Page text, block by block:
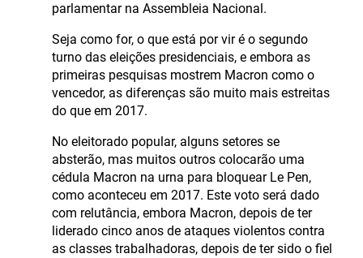
parlamentar na Assembleia Nacional.
Seja como for, o que está por vir é o segundo
turno das eleições presidenciais, e embora as
primeiras pesquisas mostrem Macron como o
vencedor, as diferenças são muito mais estreitas
do que em 2017.
No eleitorado popular, alguns setores se
absterão, mas muitos outros colocarão uma
cédula Macron na urna para bloquear Le Pen,
como aconteceu em 2017. Este voto será dado
com relutância, embora Macron, depois de ter
liderado cinco anos de ataques violentos contra
as classes trabalhadoras, depois de ter sido o fiel